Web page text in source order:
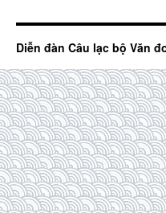
Diễn đàn Câu lạc bộ Văn